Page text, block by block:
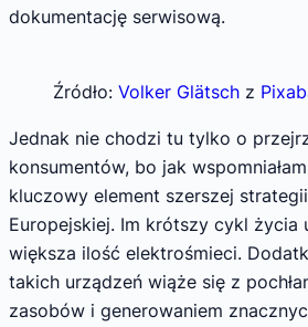
dokumentację serwisową.
Źródło: Volker Glätsch z
Jednak nie chodzi tu tylko o
konsumentów, bo jak
kluczowy element szerszej
Europejskiej. Im krótszy cykl życia
większa ilość elektrośmieci.
takich urządzeń wiąże się z
zasobów i generowaniem